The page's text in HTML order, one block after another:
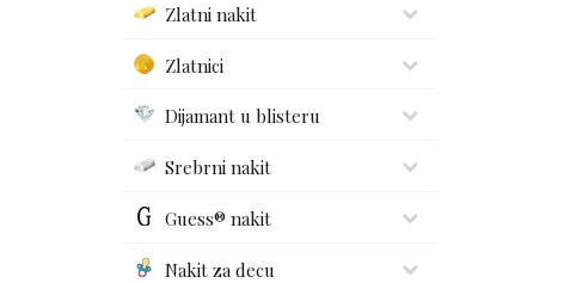
Zlatni nakit
Zlatnici
Dijamant u blisteru
Srebrni nakit
Guess® nakit
Nakit za decu